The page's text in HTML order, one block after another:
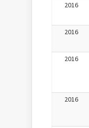
2016
2016
2016
2016